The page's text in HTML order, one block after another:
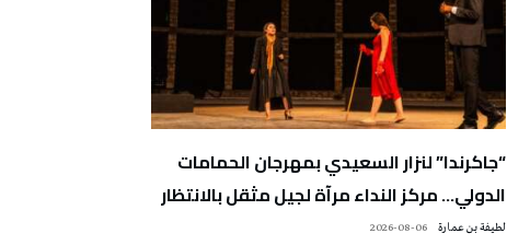
“جاكرندا” لنزار السعيدي بمهرجان الحمامات
الدولي… مركز النداء مرآة لجيل مثقل بالانتظار
لطيفة بن عمارة 2026-08-06